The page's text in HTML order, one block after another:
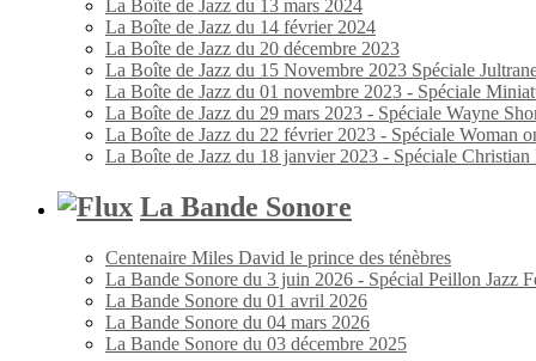
La Boîte de Jazz du 13 mars 2024
La Boîte de Jazz du 14 février 2024
La Boîte de Jazz du 20 décembre 2023
La Boîte de Jazz du 15 Novembre 2023 Spéciale
La Boîte de Jazz du 01 novembre 2023 - Spéciale
La Boîte de Jazz du 29 mars 2023 - Spéciale Wayne
La Boîte de Jazz du 22 février 2023 - Spéciale Woman
La Boîte de Jazz du 18 janvier 2023 - Spéciale Christian
La Bande Sonore
Centenaire Miles David le prince des ténèbres
La Bande Sonore du 3 juin 2026 - Spécial Peillon Jazz
La Bande Sonore du 01 avril 2026
La Bande Sonore du 04 mars 2026
La Bande Sonore du 03 décembre 2025